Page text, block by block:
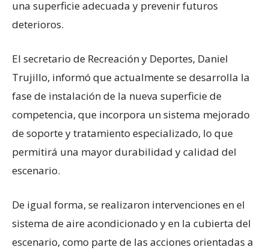
una superficie adecuada y prevenir futuros
deterioros.
El secretario de Recreación y Deportes, Daniel
Trujillo, informó que actualmente se desarrolla la
fase de instalación de la nueva superficie de
competencia, que incorpora un sistema mejorado
de soporte y tratamiento especializado, lo que
permitirá una mayor durabilidad y calidad del
escenario.
De igual forma, se realizaron intervenciones en el
sistema de aire acondicionado y en la cubierta del
escenario, como parte de las acciones orientadas a